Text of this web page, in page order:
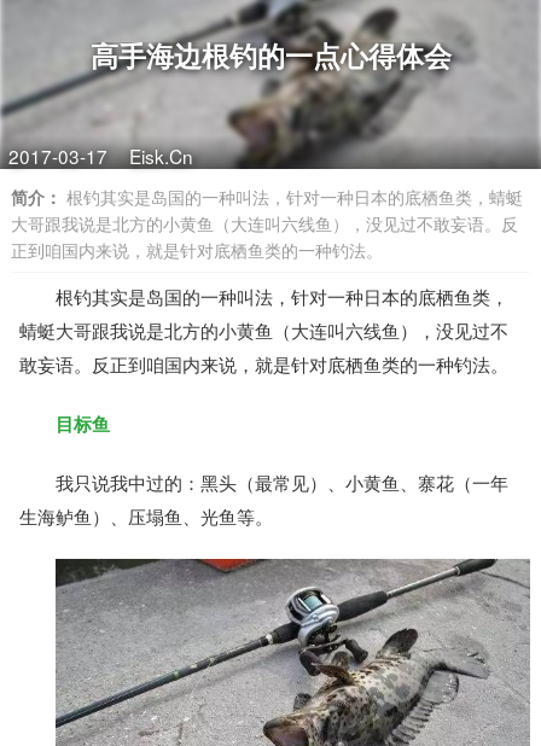
高手海边根钓的一点心得体会
2017-03-17 Eisk.Cn
简介： 根钓其实是岛国的一种叫法，针对一种日本的底栖鱼类，蜻蜓
大哥跟我说是北方的小黄鱼（大连叫六线鱼），没见过不敢妄语。反
正到咱国内来说，就是针对底栖鱼类的一种钓法。
根钓其实是岛国的一种叫法，针对一种日本的底栖鱼类，
蜻蜓大哥跟我说是北方的小黄鱼（大连叫六线鱼），没见过不
敢妄语。反正到咱国内来说，就是针对底栖鱼类的一种钓法。
目标鱼
我只说我中过的：黑头（最常见）、小黄鱼、寨花（一年
生海鲈鱼）、压塌鱼、光鱼等。